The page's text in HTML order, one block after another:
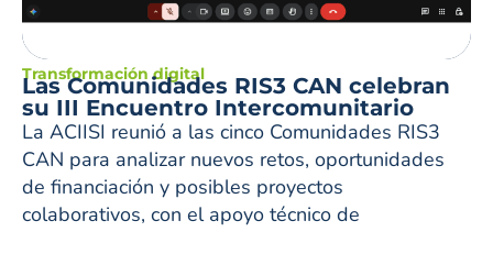
Transformación digital
Las Comunidades RIS3 CAN celebran
su III Encuentro Intercomunitario
La ACIISI reunió a las cinco Comunidades RIS3
CAN para analizar nuevos retos, oportunidades
de financiación y posibles proyectos
colaborativos, con el apoyo técnico de